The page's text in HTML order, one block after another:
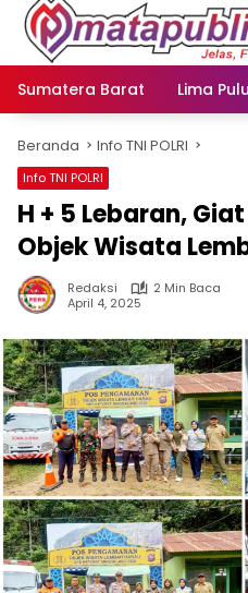
Langsung
konten
Sumatera Barat
Lima
Beranda Info TNI POLRI
Info TNI POLRI
H + 5 Lebaran,
Objek Wisata
Redaksi
2 Min Baca
April 4, 2025